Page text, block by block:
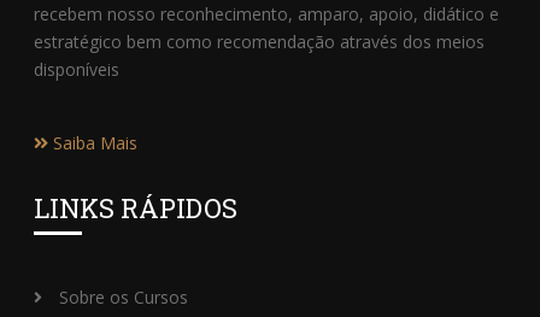
recebem nosso reconhecimento, amparo, apoio, didático e
estratégico bem como recomendação através dos meios
disponíveis
Saiba Mais
LINKS RÁPIDOS
Sobre os Cursos